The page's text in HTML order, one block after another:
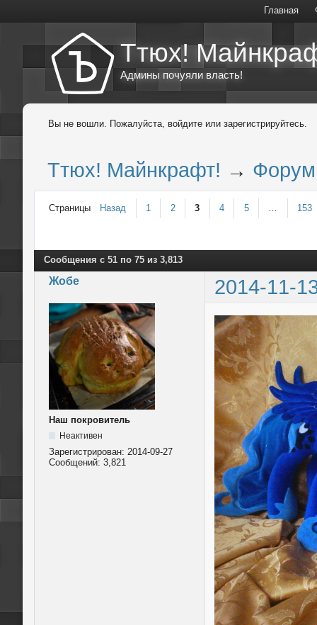
Главная
Ттюх!
Админы почуяли власть!
Вы не вошли. Пожалуйста, войдите или зарегистрируйтесь.
Ттюх! Майнкрафт! → Форум
Страницы Назад 1 2 3 4 5 153
Сообщения с 51 по 75 из 3,813
Жобе 2014-11-
Наш покровитель
Неактивен
Зарегистрирован: 2014-09-27
Сообщений: 3,821